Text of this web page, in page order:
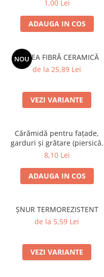
Uși pentru sobă și șemineu
VASE DE GĂTIT
Vase pentru gătit din fontă
Vase pentru gătit din inox
Vase pentru gătit din oțel
REDUCERI VASE DIN FONTĂ
ACCESORII SOBĂ, ȘEMINEU ȘI
CUPTOR
ACCESORII PENTRU GATIT
COPERTINE ȘI PRELATE
polietilenă cu inele
COȘURI DE FUM
Coșuri de fum din inox
1,00 Lei
ADAUGA IN COS
NOU
SALTEA FIBRĂ CERAMICĂ
de la 25,89 Lei
VEZI VARIANTE
Cărămidă pentru fațade,
garduri și grătare (piersică,
colț rotunjit) – 250 × 120 × 65
8,10 Lei
ADAUGA IN COS
ȘNUR TERMOREZISTENT
de la 5,59 Lei
VEZI VARIANTE